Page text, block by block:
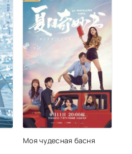
Моя чудесная басня